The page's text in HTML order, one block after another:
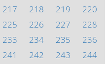
217 218 219
220
225 226 227
228
233 234 235
236
241 242 243
244